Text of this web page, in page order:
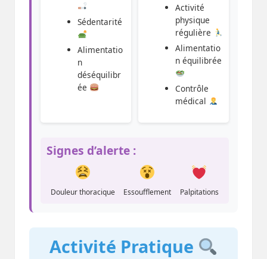
Sédentarité
Alimentatio
n
déséquilibr
ée
Activité
physique
régulière
Alimentatio
n équilibrée
Contrôle
médical
Signes d’alerte :
Douleur thoracique Essoufflement Palpitations
Activité Pratique